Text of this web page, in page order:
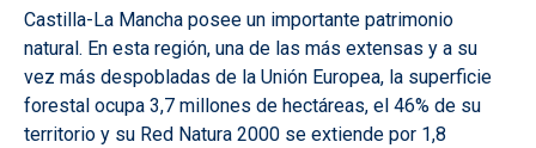
Castilla-La Mancha posee un importante patrimonio
natural. En esta región, una de las más extensas y a su
vez más despobladas de la Unión Europea, la superficie
forestal ocupa 3,7 millones de hectáreas, el 46% de su
territorio y su Red Natura 2000 se extiende por 1,8